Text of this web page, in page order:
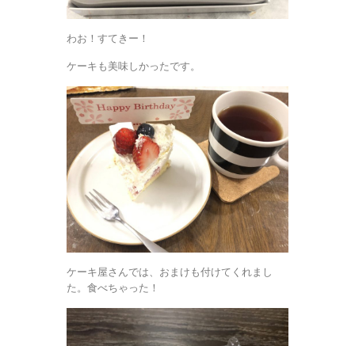
わお！すてきー！
ケーキも美味しかったです。
ケーキ屋さんでは、おまけも付けてくれまし
た。食べちゃった！